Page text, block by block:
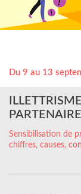
Du 9 au 13
Sensibilisation de
chiffres, causes,